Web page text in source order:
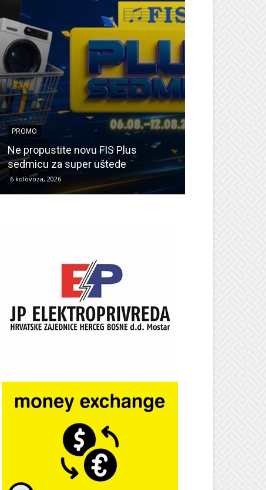
PROMO
Ne propustite novu FIS Plus
sedmicu za super uštede
6 kolovoza, 2026